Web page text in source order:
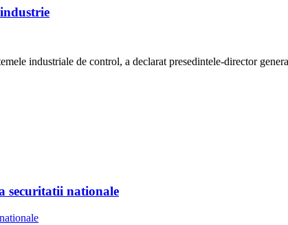
industriale de control, a declarat presedintele-director
securitatii nationale